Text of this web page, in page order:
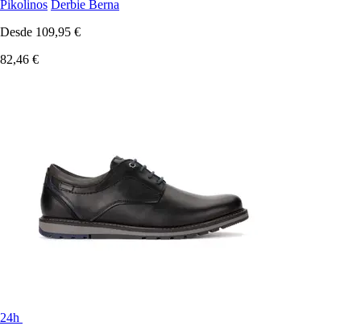
Pikolinos Derbie Berna
Desde 109,95 €
82,46 €
24h